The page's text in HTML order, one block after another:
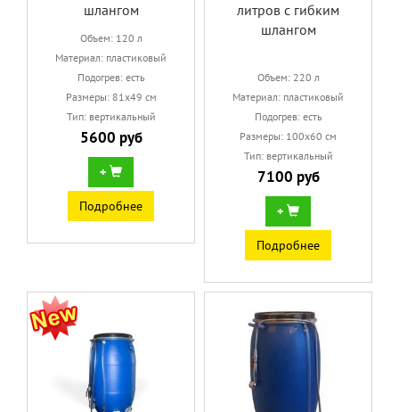
шлангом
Объем: 120 л
Материал: пластиковый
Подогрев: есть
Размеры: 81х49 см
Тип: вертикальный
5600 руб
+
Подробнее
литров с гибким
шлангом
Объем: 220 л
Материал: пластиковый
Подогрев: есть
Размеры: 100х60 см
Тип: вертикальный
7100 руб
+
Подробнее